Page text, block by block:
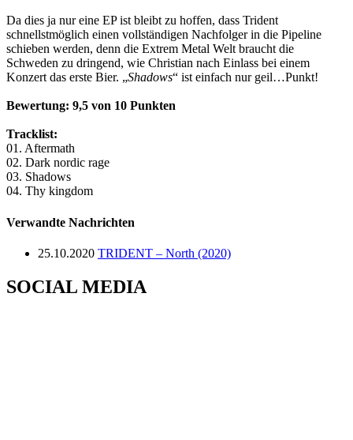
Da dies ja nur eine EP ist bleibt zu hoffen, dass Trident
schnellstmöglich einen vollständigen Nachfolger in die Pipeline
schieben werden, denn die Extrem Metal Welt braucht die
Schweden zu dringend, wie Christian nach Einlass bei einem
Konzert das erste Bier. „Shadows“ ist einfach nur geil…Punkt!
Bewertung: 9,5 von 10 Punkten
Tracklist:
01. Aftermath
02. Dark nordic rage
03. Shadows
04. Thy kingdom
Verwandte Nachrichten
25.10.2020 TRIDENT – North (2020)
SOCIAL MEDIA